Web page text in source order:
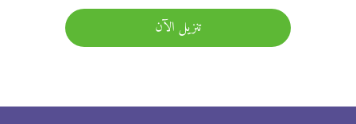
تنزيل الآن